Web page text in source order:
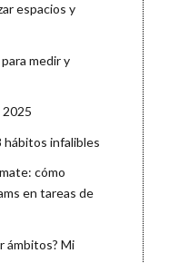
espacios y
medir y
hábitos infalibles
cómo
en tareas de
ámbitos? Mi